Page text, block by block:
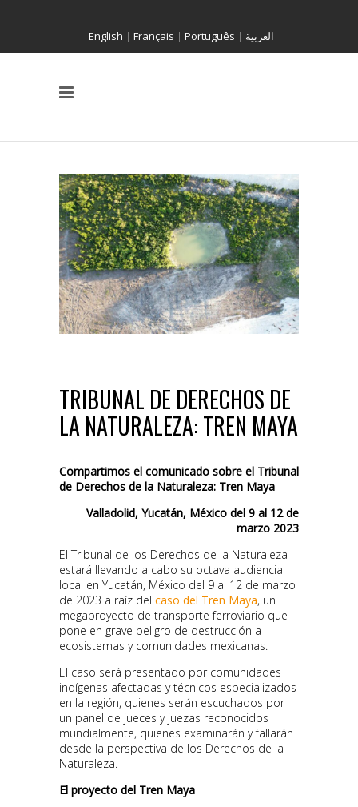
English | Français | Português | العربية
TRIBUNAL DE DERECHOS DE
LA NATURALEZA: TREN MAYA
Compartimos el comunicado sobre el Tribunal
de Derechos de la Naturaleza: Tren Maya
Valladolid, Yucatán, México del 9 al 12 de
marzo 2023
El Tribunal de los Derechos de la Naturaleza
estará llevando a cabo su octava audiencia
local en Yucatán, México del 9 al 12 de marzo
de 2023 a raíz del caso del Tren Maya, un
megaproyecto de transporte ferroviario que
pone en grave peligro de destrucción a
ecosistemas y comunidades mexicanas.
El caso será presentado por comunidades
indígenas afectadas y técnicos especializados
en la región, quienes serán escuchados por
un panel de jueces y juezas reconocidos
mundialmente, quienes examinarán y fallarán
desde la perspectiva de los Derechos de la
Naturaleza.
El proyecto del Tren Maya